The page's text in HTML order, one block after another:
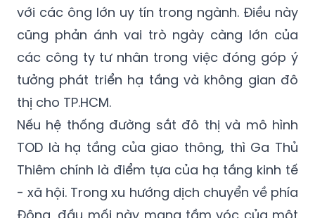
với các ông lớn uy tín trong ngành. Điều này
cũng phản ánh vai trò ngày càng lớn của
các công ty tư nhân trong việc đóng góp ý
tưởng phát triển hạ tầng và không gian đô
thị cho TP.HCM.
Nếu hệ thống đường sắt đô thị và mô hình
TOD là hạ tầng của giao thông, thì Ga Thủ
Thiêm chính là điểm tựa của hạ tầng kinh tế
- xã hội. Trong xu hướng dịch chuyển về phía